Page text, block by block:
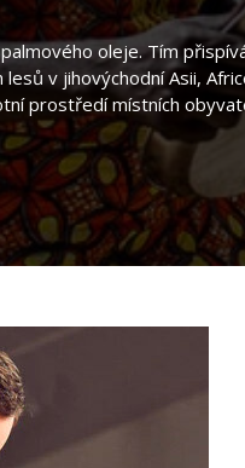
oleje. Tím
v jihovýchodní Asii,
prostředí místních